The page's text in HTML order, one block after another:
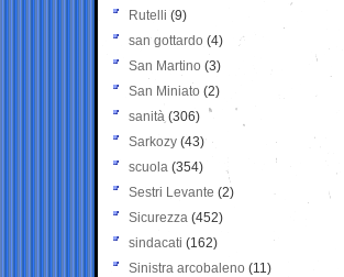
Rutelli (9)
san gottardo (4)
San Martino (3)
San Miniato (2)
sanità (306)
Sarkozy (43)
scuola (354)
Sestri Levante (2)
Sicurezza (452)
sindacati (162)
Sinistra arcobaleno (11)